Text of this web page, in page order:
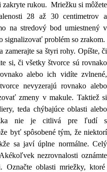
zakryte rukou. Mriežku si môžete
28 až 30 centimetrov a
na stredový bod umiestnený v
signalizovať problém so zrakom.
zamerajte sa štyri rohy. Opíšte, či
si, či všetky štvorce sú rovnako
alebo ich vidíte zvlnené,
nevyzerajú rovnako alebo
zmeny v makule. Taktiež si
teda chýbajúce oblasti alebo
nie je citlivá pre ľudí s
byť spôsobené tým, že niektorí
sa javí úplne normálne. Celý
Akékoľvek nezrovnalosti oznámte
Označte oblasti mriežky, ktoré